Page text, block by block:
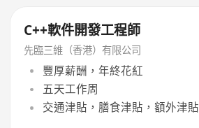
C++軟件開發工程師
先臨三維（香港）有限公司
豐厚薪酬，年終花紅
五天工作周
交通津貼，膳食津貼，額外津貼